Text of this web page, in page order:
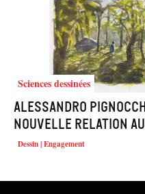
Sciences dessinées
Alessandro
nouvelle relation
Dessin | Engagement